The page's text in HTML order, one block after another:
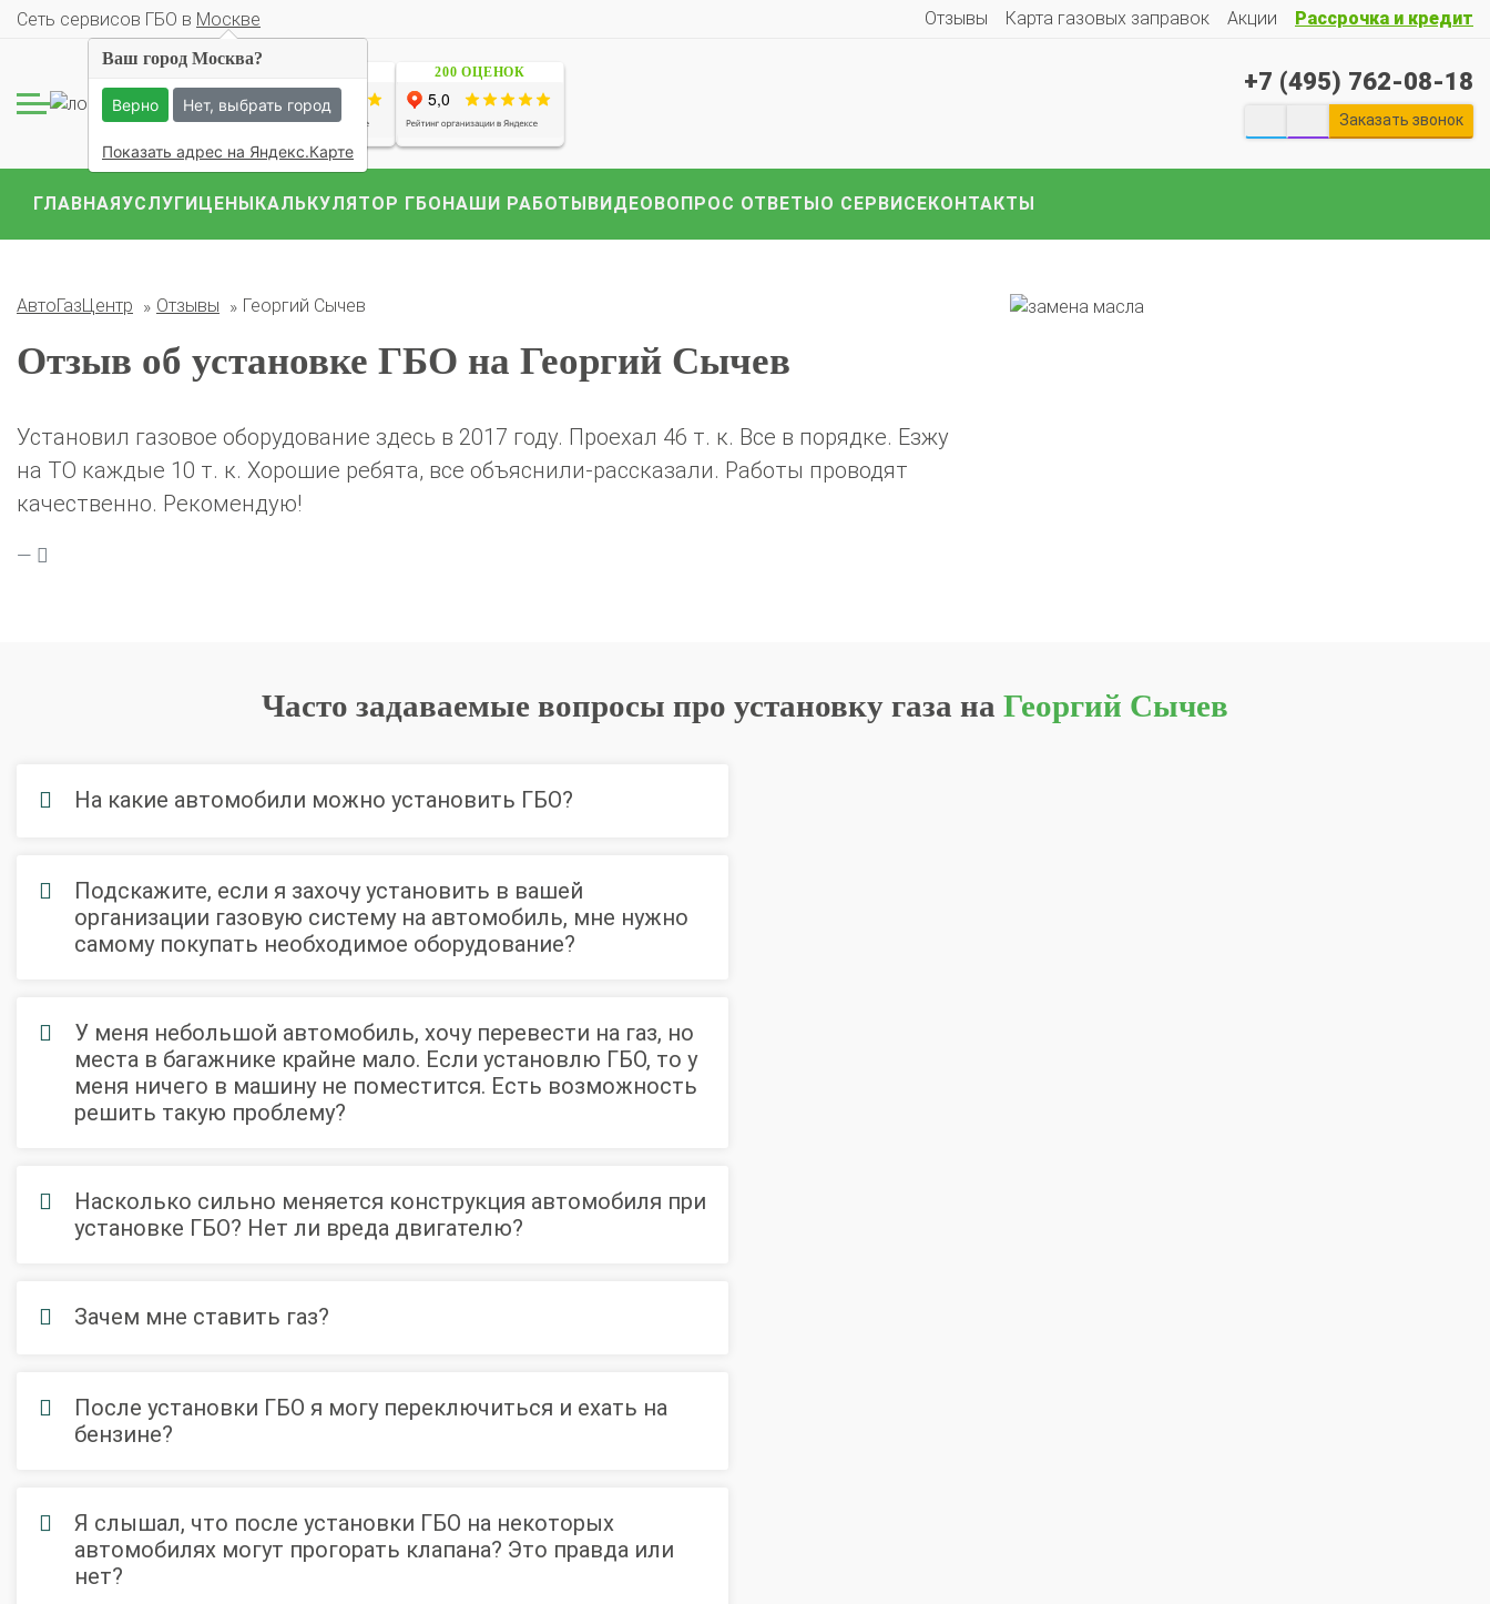
Cеть сервисов ГБО в Москве Отзывы Карта газовых заправок Акции Рассрочка и кредит
Комплекты ГБО на иномарки:
BMW Ford Geely HAVAL Hyundai Infiniti KIA Lexus Mazda
О автосервисе
Отзывы клиентов
2-го поколения 4-го поколения
5-го поколения
OMVL LOVATO KME Digitronic
Калькулятор выгоды ГБО Калькулятор топлива
Полная диагностика ГБО
Чистка и регулировка форсунок
Замена датчика давления
Штрафы в 2026 году
Документы для регистрации
Свидетельство на ГБО
Комплекты ГБО на отечественные авто:
ВАЗ Гранту Весту Ларгус Ниву ГАЗ Газель УАЗ Патриот и
200 ОЦЕНОК +7 (495) 762-08-18
Заказать звонок
ГЛАВНАЯУСЛУГИЦЕНЫКАЛЬКУЛЯТОР ГБОНАШИ РАБОТЫВИДЕОВОПРОС ОТВЕТЫО СЕРВИСЕКОНТАКТЫ
АвтоГазЦентр Отзывы Георгий Сычев
Отзыв об установке ГБО на Георгий Сычев
Установил газовое оборудование здесь в 2017 году. Проехал 46 т. к. Все в порядке. Езжу
на ТО каждые 10 т. к. Хорошие ребята, все объяснили-рассказали. Работы проводят
качественно. Рекомендую!
Часто задаваемые вопросы про установку газа на Георгий Сычев
На какие автомобили можно установить ГБО?
Подскажите, если я захочу установить в вашей
организации газовую систему на автомобиль, мне нужно
самому покупать необходимое оборудование?
У меня небольшой автомобиль, хочу перевести на газ, но
места в багажнике крайне мало. Если установлю ГБО, то у
меня ничего в машину не поместится. Есть возможность
решить такую проблему?
Насколько сильно меняется конструкция автомобиля при
установке ГБО? Нет ли вреда двигателю?
Зачем мне ставить газ?
После установки ГБО я могу переключиться и ехать на
бензине?
Я слышал, что после установки ГБО на некоторых
автомобилях могут прогорать клапана? Это правда или
нет?
Ваш город Москва?
Верно Нет, выбрать город
Показать адрес на Яндекс.Карте